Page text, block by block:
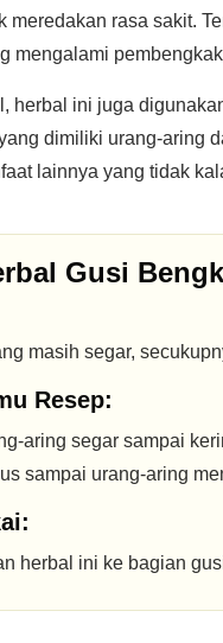
meredakan rasa sakit.
mengalami
herbal ini juga
dimiliki urang-aring
lainnya yang tidak
Gusi
masih segar,
Resep:
aring segar sampai
sampai urang-aring
herbal ini ke bagian